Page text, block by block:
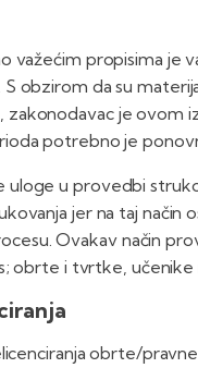
važećim propisima je
obzirom da su
je ovom
potrebno je
uloge u provedbi
jer na taj način
Ovakav način
obrte i tvrtke, učenike
obrte/